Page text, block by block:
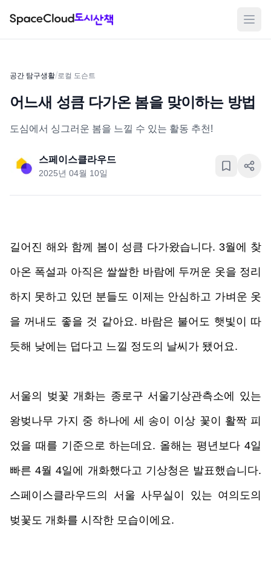
메뉴
공간 탐구생활/로컬 도슨트
어느새 성큼 다가온 봄을 맞이하는 방법
도심에서 싱그러운 봄을 느낄 수 있는 활동 추천!
스페이스클라우드
2025년 04월 10일
길어진 해와 함께 봄이 성큼 다가왔습니다. 3월에 찾
아온 폭설과 아직은 쌀쌀한 바람에 두꺼운 옷을 정리
하지 못하고 있던 분들도 이제는 안심하고 가벼운 옷
을 꺼내도 좋을 것 같아요. 바람은 불어도 햇빛이 따
듯해 낮에는 덥다고 느낄 정도의 날씨가 됐어요.
서울의 벚꽃 개화는 종로구 서울기상관측소에 있는
왕벚나무 가지 중 하나에 세 송이 이상 꽃이 활짝 피
었을 때를 기준으로 하는데요. 올해는 평년보다 4일
빠른 4월 4일에 개화했다고 기상청은 발표했습니다.
스페이스클라우드의 서울 사무실이 있는 여의도의
벚꽃도 개화를 시작한 모습이에요.